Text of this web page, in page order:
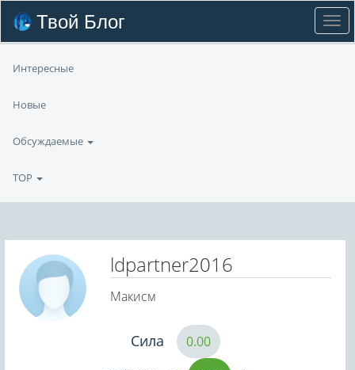
Твой Блог
Интересные
Новые
Обсуждаемые
TOP
ldpartner2016
Макисм
Сила 0.00